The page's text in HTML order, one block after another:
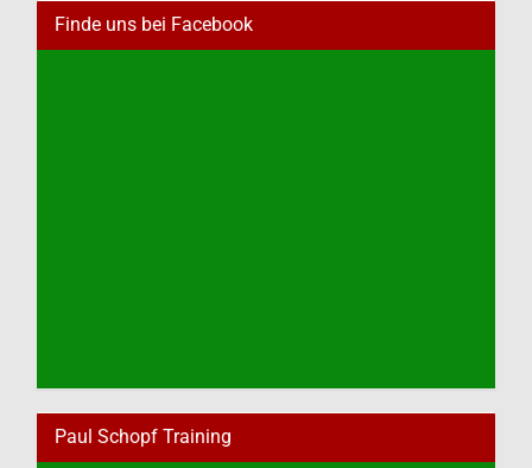
Finde uns bei Facebook
Paul Schopf Training